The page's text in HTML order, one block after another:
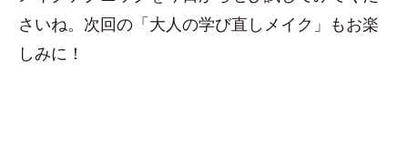
さいね。次回の「大人の学び直しメイク」もお楽
しみに！